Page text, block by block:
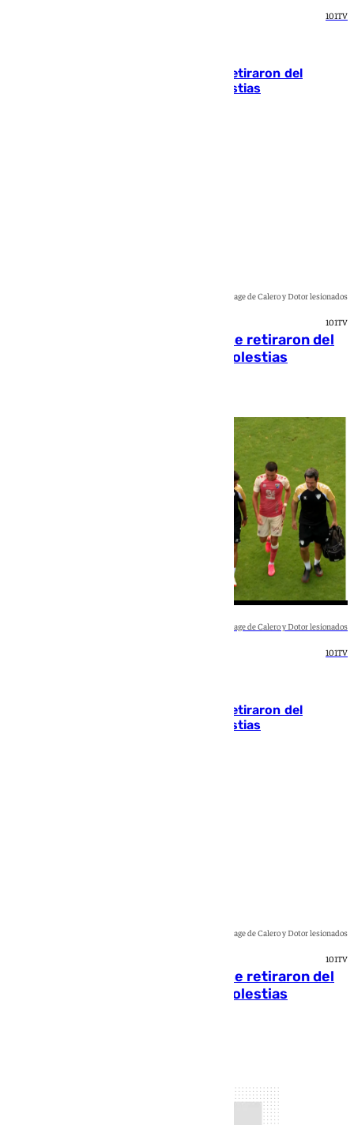
101TV
Fernando Calero y Carlos Dotor se retiraron del
encuentro contra el Ceuta con molestias
Collage de Calero y Dotor lesionados
101TV
Fernando Calero y Carlos Dotor se retiraron del
encuentro contra el Ceuta con molestias
Collage de Calero y Dotor lesionados
101TV
Fernando Calero y Carlos Dotor se retiraron del
encuentro contra el Ceuta con molestias
Collage de Calero y Dotor lesionados
101TV
Fernando Calero y Carlos Dotor se retiraron del
encuentro contra el Ceuta con molestias